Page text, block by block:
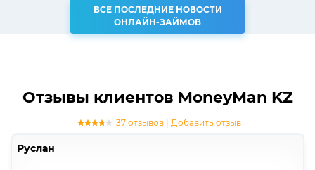
ВСЕ ПОСЛЕДНИЕ НОВОСТИ
ОНЛАЙН-ЗАЙМОВ
Отзывы клиентов MoneyMan KZ
37 отзывов Добавить отзыв
Руслан